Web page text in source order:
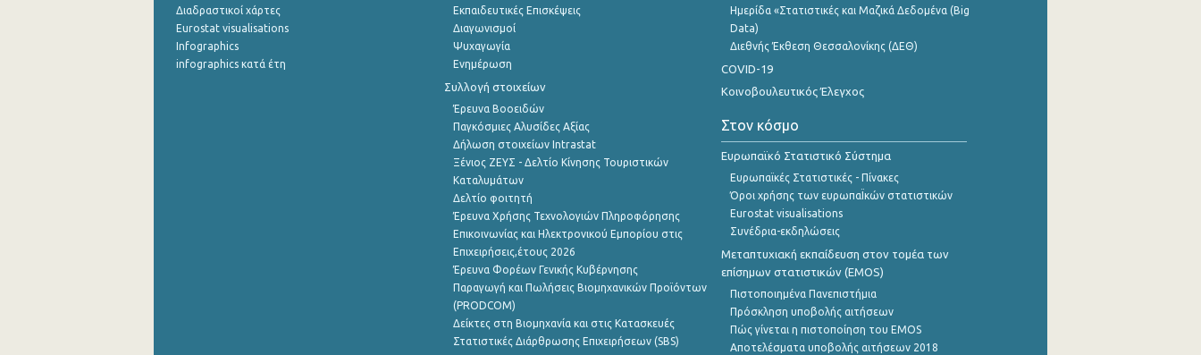
Διαδραστικοί χάρτες
Eurostat visualisations
Infographics
infographics κατά έτη
Εκπαιδευτικές Επισκέψεις
Διαγωνισμοί
Ψυχαγωγία
Ενημέρωση
Συλλογή στοιχείων
Έρευνα Βοοειδών
Παγκόσμιες Αλυσίδες Αξίας
Δήλωση στοιχείων Intrastat
Ξένιος ΖΕΥΣ - Δελτίο Κίνησης Τουριστικών
Καταλυμάτων
Δελτίο φοιτητή
Έρευνα Χρήσης Τεχνολογιών Πληροφόρησης
Επικοινωνίας και Ηλεκτρονικού Εμπορίου στις
Επιχειρήσεις,έτους 2026
Έρευνα Φορέων Γενικής Κυβέρνησης
Παραγωγή και Πωλήσεις Βιομηχανικών Προϊόντων
(PRODCOM)
Δείκτες στη Βιομηχανία και στις Κατασκευές
Στατιστικές Διάρθρωσης Επιχειρήσεων (SBS)
Ημερίδα «Στατιστικές και Μαζικά Δεδομένα (Big
Data)
Διεθνής Έκθεση Θεσσαλονίκης (ΔΕΘ)
COVID-19
Κοινοβουλευτικός Έλεγχος
Στον κόσμο
Ευρωπαϊκό Στατιστικό Σύστημα
Ευρωπαϊκές Στατιστικές - Πίνακες
Όροι χρήσης των ευρωπαΪκών στατιστικών
Eurostat visualisations
Συνέδρια-εκδηλώσεις
Μεταπτυχιακή εκπαίδευση στον τομέα των
επίσημων στατιστικών (EMOS)
Πιστοποιημένα Πανεπιστήμια
Πρόσκληση υποβολής αιτήσεων
Πώς γίνεται η πιστοποίηση του EMOS
Αποτελέσματα υποβολής αιτήσεων 2018